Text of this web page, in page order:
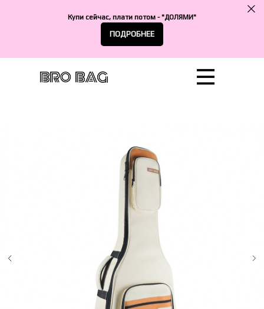
Купи сейчас, плати потом - "ДОЛЯМИ"
ПОДРОБНЕЕ
Сотрудничество